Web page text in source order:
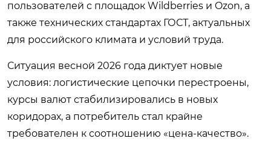
пользователей с площадок Wildberries и Ozon, а
также технических стандартах ГОСТ, актуальных
для российского климата и условий труда.
Ситуация весной 2026 года диктует новые
условия: логистические цепочки перестроены,
курсы валют стабилизировались в новых
коридорах, а потребитель стал крайне
требователен к соотношению «цена-качество».